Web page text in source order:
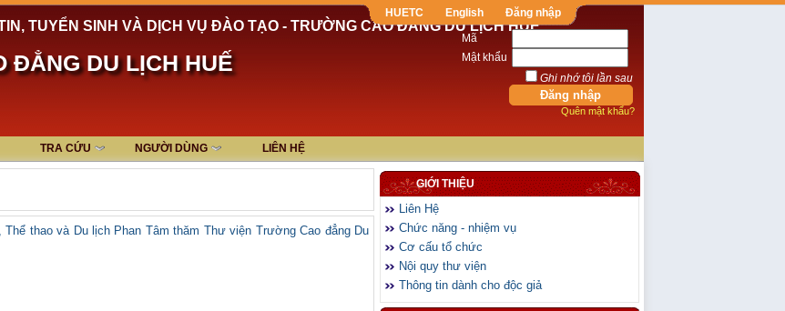
HUETC English Đăng nhập
TUYỂN SINH VÀ DỊCH VỤ ĐÀO TẠO - TRƯỜNG CAO ĐẲNG DU LỊCH HUẾ
ĐẲNG DU LỊCH HUẾ
Mã
Mật khẩu
Ghi nhớ tôi lần sau
Quên mật khẩu?
TRA CỨU NGƯỜI DÙNG LIÊN HỆ
thao và Du lịch Phan Tâm thăm Thư viện Trường Cao đẳng Du
GIỚI THIỆU
Liên Hệ
Chức năng - nhiệm vụ
Cơ cấu tổ chức
Nội quy thư viện
Thông tin dành cho độc giả